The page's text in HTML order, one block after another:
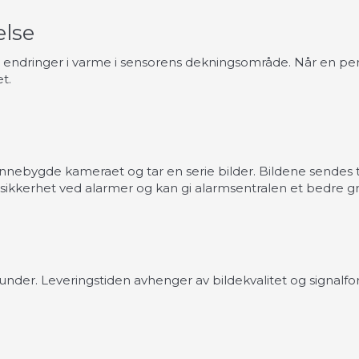
i varme i sensorens dekningsområde. Når en
kameraet og tar en serie bilder. Bildene sendes
ved alarmer og kan gi alarmsentralen et bedre
Leveringstiden avhenger av bildekvalitet og